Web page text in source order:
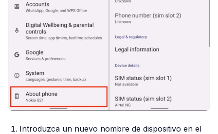
Introduzca un nuevo nombre de dispositivo en el